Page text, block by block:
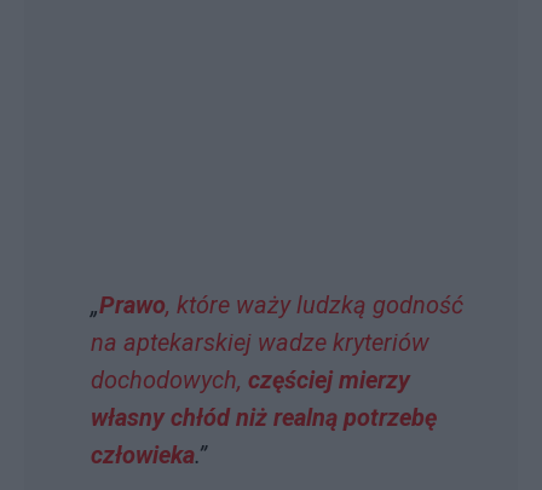
„Prawo, które waży ludzką godność
na aptekarskiej wadze kryteriów
dochodowych, częściej mierzy
własny chłód niż realną potrzebę
człowieka.”